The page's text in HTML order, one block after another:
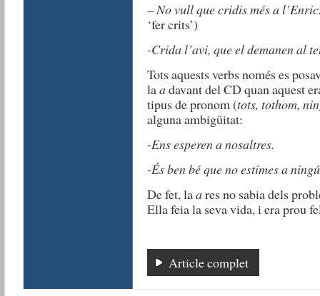
– No vull que cridis més a
‘fer crits’)
-Crida l’avi, que el demanen al
Tots aquests verbs només es
laadavant del CD quan aquest
tipus de pronom (tots, tothom,
alguna ambigüitat:
-Ens esperen a nosaltres.
-És ben bé que no estimes a
De fet, laares no sabia dels
Ella feia la seva vida, i era prou
Article complet